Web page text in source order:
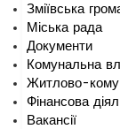
Зміївська
Міська рада
Документи
Комунальна
Житлово-
Фінансова
Вакансії